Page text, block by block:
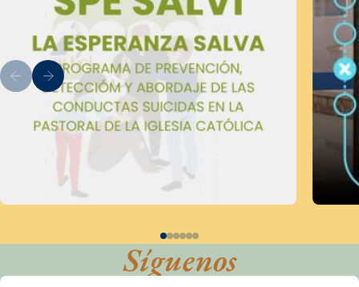
Síguenos